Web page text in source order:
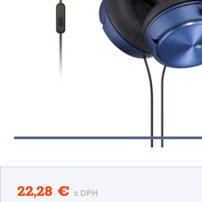
22,28 € s DPH